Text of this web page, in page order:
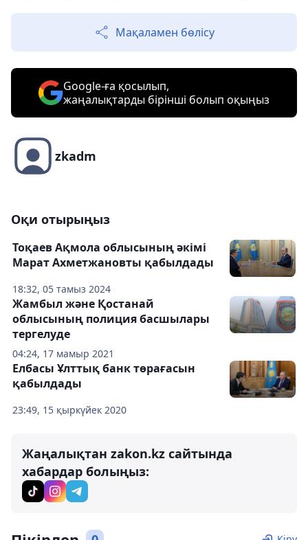
Мақаламен бөлісу
Google-ға қосылып,
жаңалықтарды бірінші болып оқыңыз
zkadm
Оқи отырыңыз
18:32, 05 тамыз 2024
Тоқаев Ақмола облысының әкімі
Марат Ахметжановты қабылдады
04:24, 17 мамыр 2021
Жамбыл және Қостанай
облысының полиция басшылары
тергелуде
23:49, 15 қыркүйек 2020
Елбасы Ұлттық банк төрағасын
қабылдады
Жаңалықтан zakon.kz сайтында
хабардар болыңыз: